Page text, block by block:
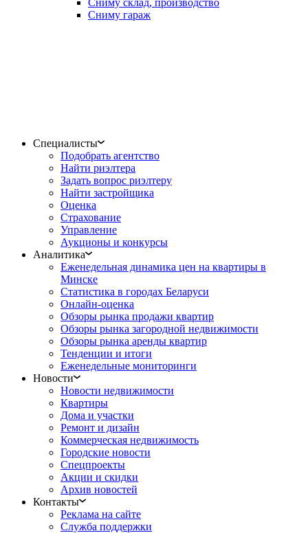
Сниму склад, производство
Сниму гараж
Специалисты
Подобрать агентство
Найти риэлтера
Задать вопрос риэлтеру
Найти застройщика
Оценка
Страхование
Управление
Аукционы и конкурсы
Аналитика
Еженедельная динамика цен на квартиры в
Минске
Статистика в городах Беларуси
Онлайн-оценка
Обзоры рынка продажи квартир
Обзоры рынка загородной недвижимости
Обзоры рынка аренды квартир
Тенденции и итоги
Еженедельные мониторинги
Новости
Новости недвижимости
Квартиры
Дома и участки
Ремонт и дизайн
Коммерческая недвижимость
Городские новости
Спецпроекты
Акции и скидки
Архив новостей
Контакты
Реклама на сайте
Служба поддержки